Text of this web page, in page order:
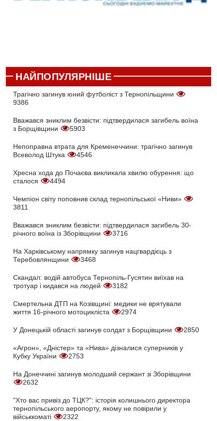
НАЙПОПУЛЯРНІШЕ
Трагічно загинув юний футболіст з Тернопільщини
9386
Вважався зниклим безвісти: підтвердилася загибель воїна
з Борщівщини
5903
Непоправна втрата для Кременеччини: трагічно загинув
Всеволод Штука
4546
Хресна хода до Почаєва викликала хвилю обурення: що
сталося
4494
Чемпіон світу поповнив склад тернопільської «Ниви»
3811
Вважався зниклим безвісти: підтвердилася загибель 30-
річного воїна із Зборівщини
3716
На Харківському напрямку загинув нацгвардієць з
Теребовлянщини
3468
Скандал: водій автобуса Тернопіль-Гусятин виїхав на
тротуар і кидався на людей
3182
Смертельна ДТП на Козівщині: медики не врятували
життя 16-річного мотоцикліста
2974
У Донецькій області загинув солдат з Борщівщини 2850
«Агрон», «Дністер» та «Нива» дізналися суперників у
Кубку України
2753
На Донеччині загинув молодший сержант зі Зборівщини
2632
"Хто вас привіз до ТЦК?": історія колишнього директора
тернопільського аеропорту, якому не повірили у
військкоматі
2322